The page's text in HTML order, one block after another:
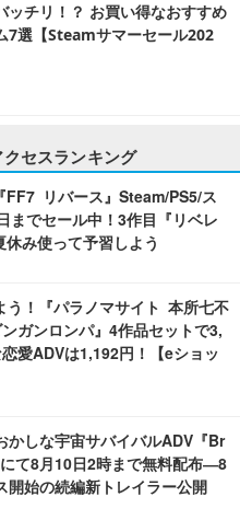
ッチリ！？ お買い得なおすすめ
7選【Steamサマーセール202
セスランキング
FF7 リバース』Steam/PS5/ス
までセール中！3作目『リベレ
休み使って予習しよう
う！『パラノマサイト 本所七不
ガンロンパ』4作品セットで3,
愛ADVは1,192円！【eショッ
かしな宇宙サバイバルADV『Br
て8月10日2時まで無料配布―8
開始の続編新トレイラー公開